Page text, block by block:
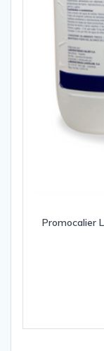
Promocalier